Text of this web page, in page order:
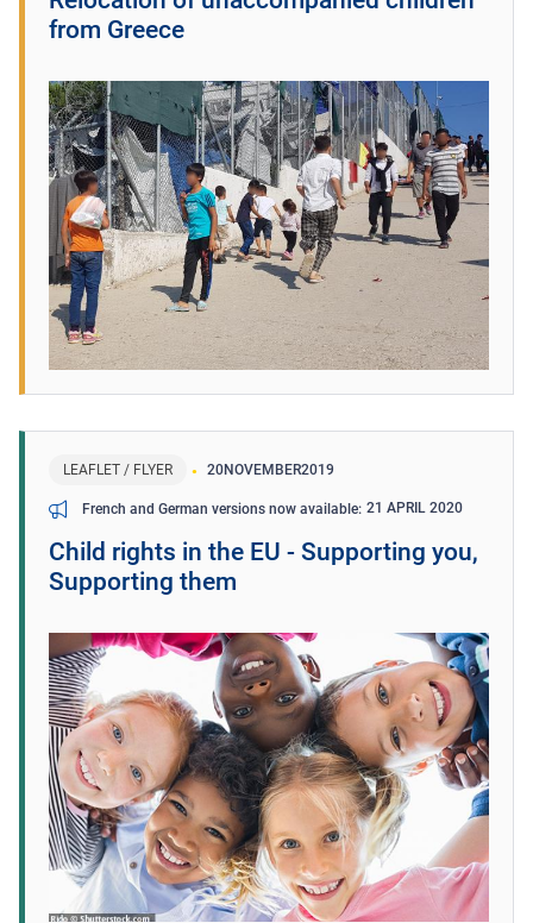
from Greece
LEAFLET / FLYER 20NOVEMBER2019
French and German versions now available 21 APRIL 2020
Child rights in the EU - Supporting you,
Supporting them